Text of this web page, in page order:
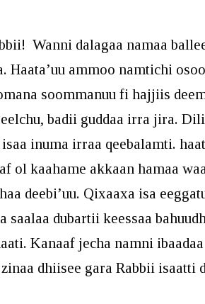
Wanni dalagaa namaa
Haata’uu ammoo namtichi
soommanuu fi hajjiis
badii guddaa irra jira.
inuma irraa qeebalamti.
ol kaahame akkaan hamaa
deebi’uu. Qixaaxa isa
saalaa dubartii keessaa
Kanaaf jecha namni
dhiisee gara Rabbii isaatti